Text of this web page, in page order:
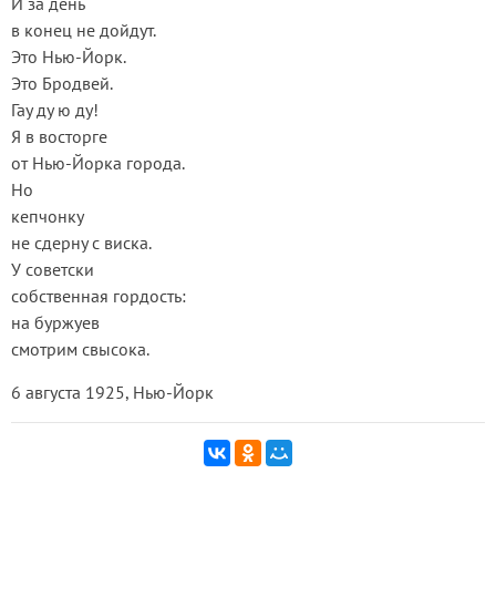
в конец не дойдут.
Это Нью-Йорк.
Это Бродвей.
Гау ду ю ду!
Я в восторге
от Нью-Йорка города.
Но
кепчонку
не сдерну с виска.
У советски
собственная гордость:
на буржуев
смотрим свысока.
6 августа 1925, Нью-Йорк